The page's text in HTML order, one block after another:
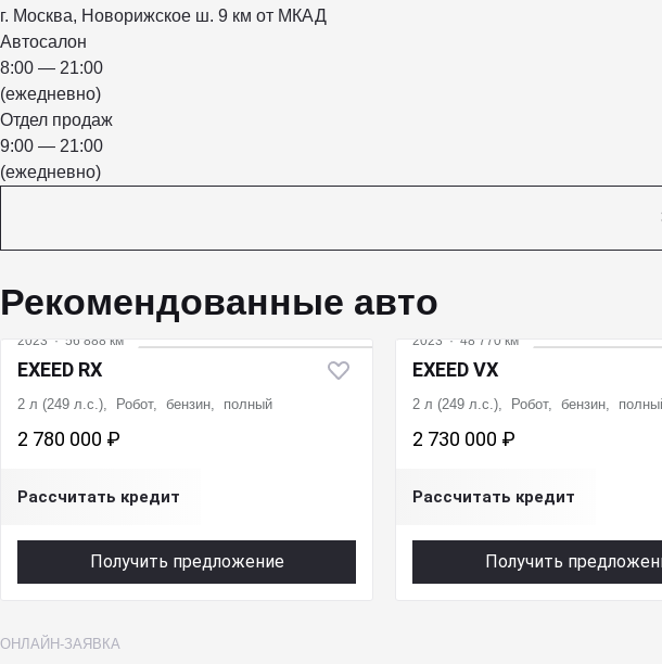
г. Москва, Новорижское ш. 9 км от МКАД
Автосалон
8:00 — 21:00
(ежедневно)
Отдел продаж
9:00 — 21:00
(ежедневно)
Рекомендованные авто
2023 · 56 888 км
EXEED RX
2 л (249 л.с.), Робот, бензин, полный
2 780 000 ₽
Рассчитать кредит
Получить предложение
2023 · 48 770 км
EXEED VX
2 л (249 л.с.), Робот, бензин,
2 730 000 ₽
Рассчитать кредит
Получить
ОНЛАЙН-ЗАЯВКА